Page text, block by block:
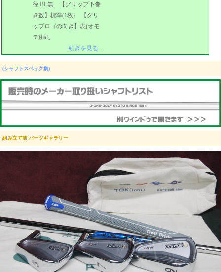
径 BL無 【グリップ下巻
き数】標準(1枚) 【グリ
ップロゴの向き】表(オモ
テ)挿し
続きを見る…
(シャフトスペック集)
組み立て前 パーツギャラリー